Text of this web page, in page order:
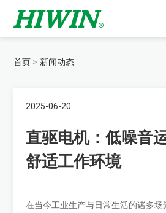
首页 新闻动态
2025-06-20
直驱电机：低噪音
舒适工作环境
在当今工业生产与日常生活的诸多场